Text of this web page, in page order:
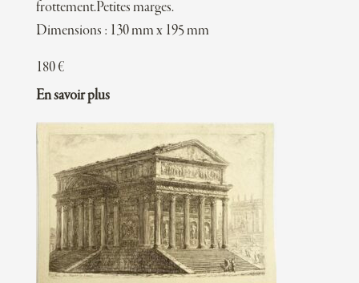
frottement.Petites marges.
Dimensions : 130 mm x 195 mm
180€
En savoir plus